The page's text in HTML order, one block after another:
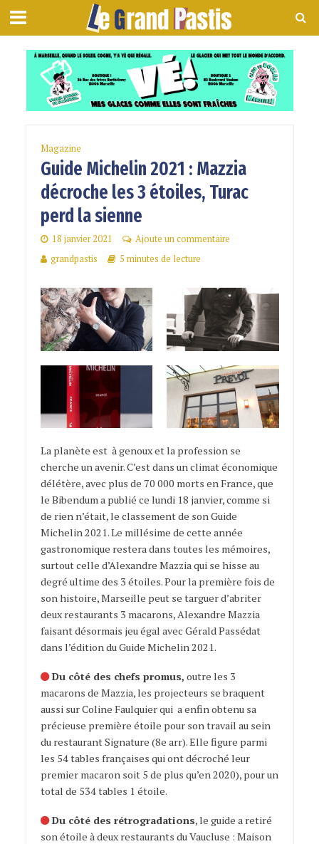
Magazine
Guide Michelin 2021 : Mazzia
décroche les 3 étoiles, Turac
perd la sienne
18 janvier 2021
Ajoute un commentaire
grandpastis
5 minutes de lecture
La planète est à genoux et la profession se
cherche un avenir. C’est dans un climat économique
délétère, avec plus de 70 000 morts en France, que
le Bibendum a publié ce lundi 18 janvier, comme si
de rien n’était, le classement de son Guide
Michelin 2021. Le millésime de cette année
gastronomique restera dans toutes les mémoires,
surtout celle d’Alexandre Mazzia qui se hisse au
degré ultime des 3 étoiles. Pour la première fois de
son histoire, Marseille peut se targuer d’abriter
deux restaurants 3 macarons, Alexandre Mazzia
faisant désormais jeu égal avec Gérald Passédat
dans l’édition du Guide Michelin 2021.
Du côté des chefs promus, outre les 3
macarons de Mazzia, les projecteurs se braquent
aussi sur Coline Faulquier qui a enfin obtenu sa
précieuse première étoile pour son travail au sein
du restaurant Signature (8e arr). Elle figure parmi
les 54 tables françaises qui ont décroché leur
premier macaron soit 5 de plus qu’en 2020), pour un
total de 534 tables 1 étoile.
Du côté des rétrogradations, le guide a retiré
son étoile à deux restaurants du Vaucluse : Maison